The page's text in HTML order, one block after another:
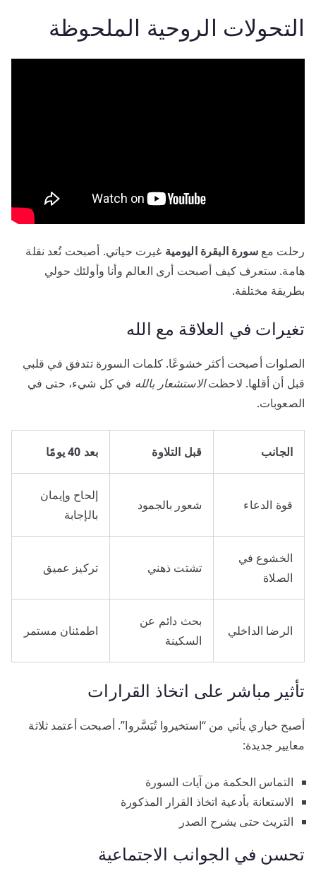
التحولات الروحية الملحوظة
رحلت معسورة البقرة اليومية غيرت حياتي. أصبحت تُعد نقلة
هامة. ستعرف كيف أصبحت أرى العالم وأنا وأولئك حولي
بطريقة مختلفة.
تغيرات في العلاقة مع الله
الصلوات أصبحت أكثر خشوعًا. كلمات السورة تتدفق في قلبي
قبل أن أقلها. لاحظتالاستشعار بالله في كل شيء، حتى في
الصعوبات.
الجانب قبل التلاوة بعد 40 يومًا
قوة الدعاء شعور بالجمود
إلحاح وإيمان
بالإجابة
الخشوع في
الصلاة
تشتت ذهني تركيز عميق
الرضا الداخلي
بحث دائم عن
السكينة
اطمئنان مستمر
تأثير مباشر على اتخاذ القرارات
أصبح خياري يأتي من “استخيروا تُيَسَّروا”. أصبحت أعتمد ثلاثة
معايير جديدة:
التماس الحكمة من آيات السورة
الاستعانة بأدعية اتخاذ القرار المذكورة
التريث حتى يشرح الصدر
تحسن في الجوانب الاجتماعية